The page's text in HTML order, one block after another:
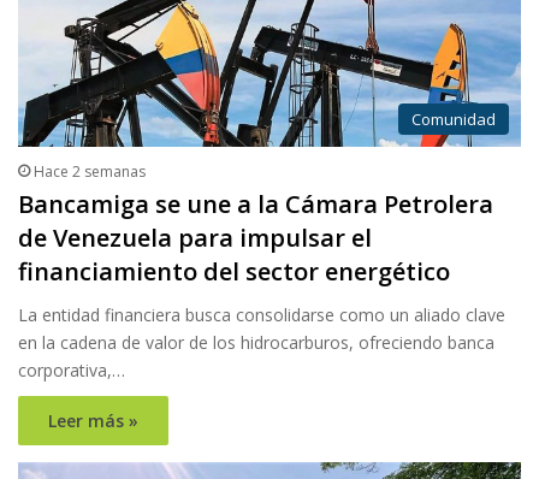
Comunidad
Hace 2 semanas
Bancamiga se une a la Cámara Petrolera
de Venezuela para impulsar el
financiamiento del sector energético
La entidad financiera busca consolidarse como un aliado clave
en la cadena de valor de los hidrocarburos, ofreciendo banca
corporativa,…
Leer más »